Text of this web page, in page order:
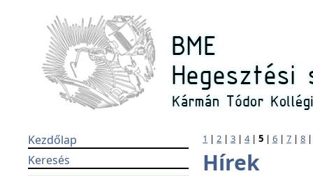
Kezdőlap
Keresés
1 | 2 | 3 | 4| 5 | 6 | 7 | 8
Hírek